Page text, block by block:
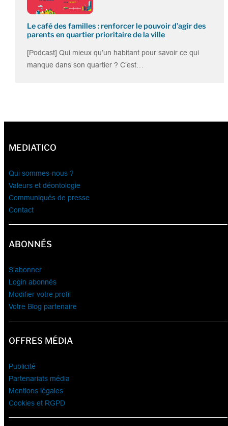
Le café des familles : renforcer le pouvoir d’agir des
parents en quartier prioritaire de la ville
[Podcast] Qui mieux qu’un habitant pour savoir ce qui
manque dans son quartier ? C’est…
MEDIATICO
Qui sommes-nous ?
Valeurs et déontologie
Communiqués de presse
Contact
ABONNÉS
S’abonner
Login abonnés
Modifier votre profil
Votre Blog partenaire
OFFRES MÉDIA
Publicité
Partenariats média
Mentions légales
Cookies et RGPD